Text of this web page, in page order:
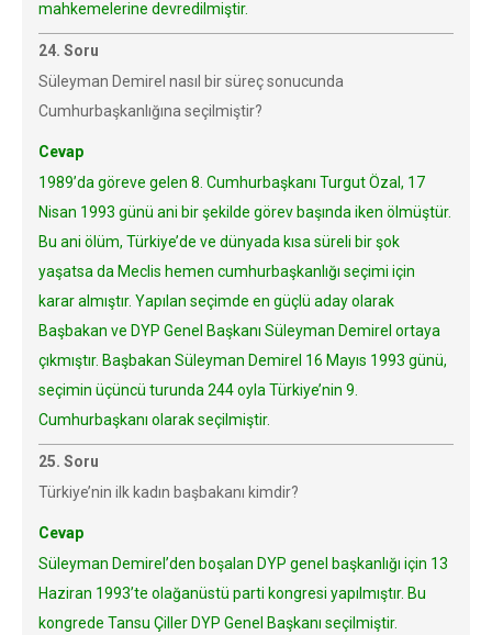
mahkemelerine devredilmiştir.
24. Soru
Süleyman Demirel nasıl bir süreç sonucunda
Cumhurbaşkanlığına seçilmiştir?
Cevap
1989’da göreve gelen 8. Cumhurbaşkanı Turgut Özal, 17
Nisan 1993 günü ani bir şekilde görev başında iken ölmüştür.
Bu ani ölüm, Türkiye’de ve dünyada kısa süreli bir şok
yaşatsa da Meclis hemen cumhurbaşkanlığı seçimi için
karar almıştır. Yapılan seçimde en güçlü aday olarak
Başbakan ve DYP Genel Başkanı Süleyman Demirel ortaya
çıkmıştır. Başbakan Süleyman Demirel 16 Mayıs 1993 günü,
seçimin üçüncü turunda 244 oyla Türkiye’nin 9.
Cumhurbaşkanı olarak seçilmiştir.
25. Soru
Türkiye’nin ilk kadın başbakanı kimdir?
Cevap
Süleyman Demirel’den boşalan DYP genel başkanlığı için 13
Haziran 1993’te olağanüstü parti kongresi yapılmıştır. Bu
kongrede Tansu Çiller DYP Genel Başkanı seçilmiştir.